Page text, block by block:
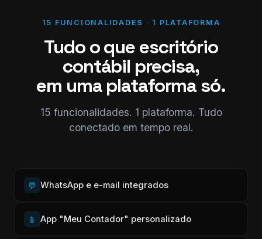
15 FUNCIONALIDADES · 1 PLATAFORMA
Tudo o que escritório
contábil precisa,
em uma plataforma só.
15 funcionalidades. 1 plataforma. Tudo
conectado em tempo real.
💬 WhatsApp e e-mail integrados
📱 App "Meu Contador" personalizado